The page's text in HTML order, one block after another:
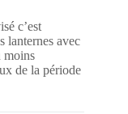
c’est
lanternes avec
moins
de la période